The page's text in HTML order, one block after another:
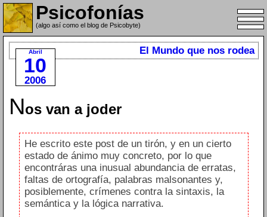
Psicofonías
(algo así como el blog de Psicobyte)
Abril
10
2006
El Mundo que nos rodea
Nos van a joder
He escrito este post de un tirón, y en un cierto
estado de ánimo muy concreto, por lo que
encontráras una inusual abundancia de erratas,
faltas de ortografía, palabras malsonantes y,
posiblemente, crímenes contra la sintaxis, la
semántica y la lógica narrativa.